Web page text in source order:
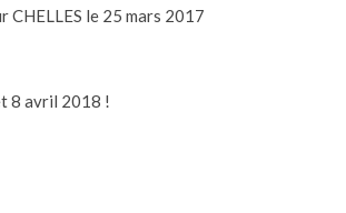
CHELLES le 25 mars 2017
8 avril 2018 !